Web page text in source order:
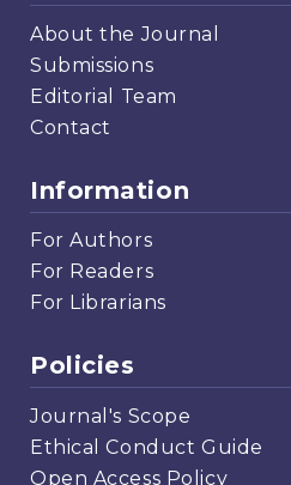
About the Journal
Submissions
Editorial Team
Contact
Information
For Authors
For Readers
For Librarians
Policies
Journal's Scope
Ethical Conduct Guide
Open Access Policy